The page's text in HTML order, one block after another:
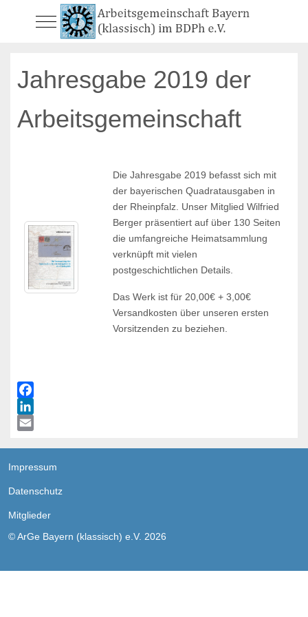
Mobile Menu Toggle
Jahresgabe 2019 der
Arbeitsgemeinschaft
Die Jahresgabe 2019 befasst sich mit
der bayerischen Quadratausgaben in
der Rheinpfalz. Unser Mitglied Wilfried
Berger präsentiert auf über 130 Seiten
die umfangreiche Heimatsammlung
verknüpft mit vielen
postgeschichtlichen Details.
Das Werk ist für 20,00€ + 3,00€
Versandkosten über unseren ersten
Vorsitzenden zu beziehen.
Facebook
Impressum
Datenschutz
Mitglieder
© ArGe Bayern (klassisch) e.V. 2026